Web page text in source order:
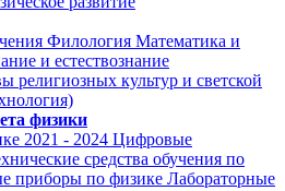
Филология Математика и
и естествознание
религиозных культур и светской
физики
2021 - 2024 Цифровые
средства обучения по
приборы по физике Лабораторные